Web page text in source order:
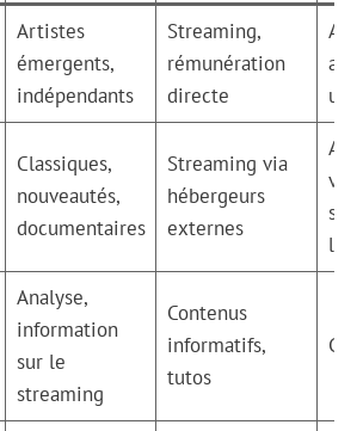
Artistes
émergents,
indépendants
Streaming,
rémunération
directe
Classiques,
nouveautés,
documentaires
Streaming via
hébergeurs
externes
Analyse,
information
sur le
streaming
Contenus
informatifs,
tutos